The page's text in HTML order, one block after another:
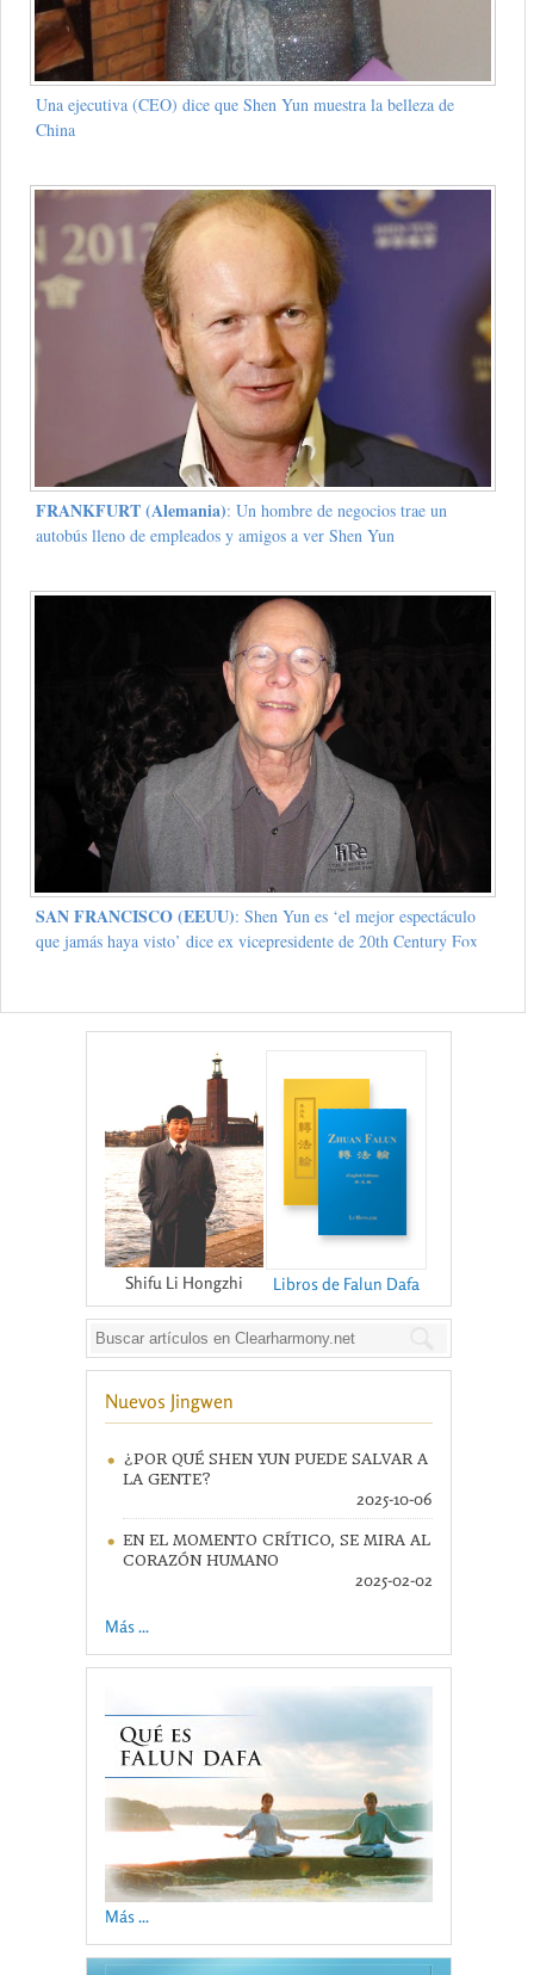
Una ejecutiva (CEO) dice que Shen Yun muestra la belleza de
China
FRANKFURT (Alemania): Un hombre de negocios trae un
autobús lleno de empleados y amigos a ver Shen Yun
SAN FRANCISCO (EEUU): Shen Yun es ‘el mejor espectáculo
que jamás haya visto’ dice ex vicepresidente de 20th Century Fox
Shifu Li Hongzhi Libros de Falun Dafa
Nuevos Jingwen
¿POR QUÉ SHEN YUN PUEDE SALVAR A
LA GENTE?
2025-10-06
EN EL MOMENTO CRÍTICO, SE MIRA AL
CORAZÓN HUMANO
2025-02-02
Más ...
Más ...